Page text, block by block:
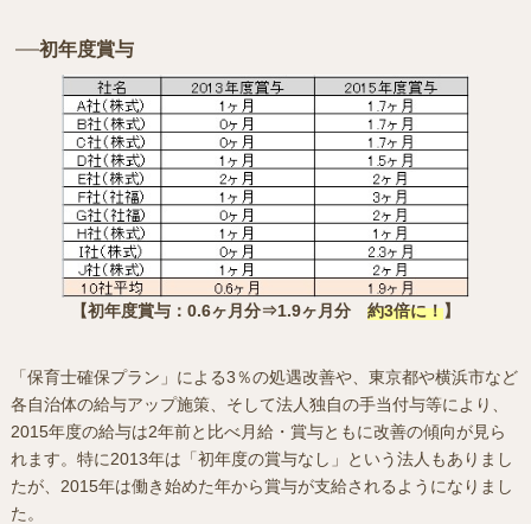
初年度賞与
【初年度賞与：0.6ヶ月分⇒1.9ヶ月分 約3倍に！】
「保育士確保プラン」による3％の処遇改善や、東京都や横浜市など
各自治体の給与アップ施策、そして法人独自の手当付与等により、
2015年度の給与は2年前と比べ月給・賞与ともに改善の傾向が見ら
れます。特に2013年は「初年度の賞与なし」という法人もありまし
たが、2015年は働き始めた年から賞与が支給されるようになりまし
た。